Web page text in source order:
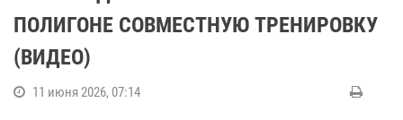
ПОЛИГОНЕ СОВМЕСТНУЮ ТРЕНИРОВКУ
(ВИДЕО)
11 июня 2026, 07:14